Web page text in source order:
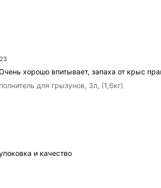
хорошо впитывает, запаха от крыс
для грызунов, 3л, (1,6кг)
и качество